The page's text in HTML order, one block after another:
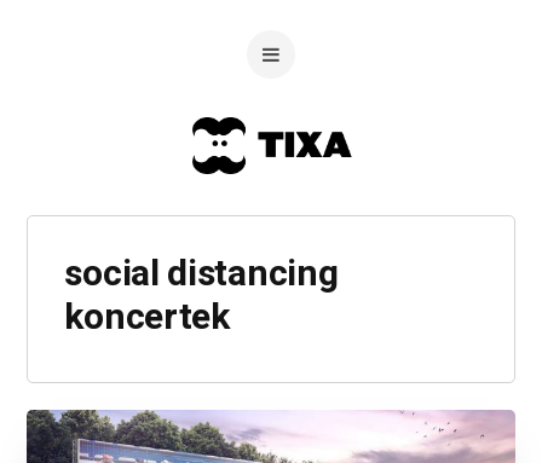
social distancing
koncertek